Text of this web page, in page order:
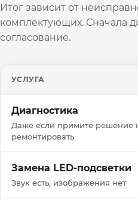
Итог зависит от
комплектующих. Сначала
согласование.
УСЛУГА
Диагностика
Даже если примите решение
ремонтировать
Замена LED-подсветки
Звук есть, изображения нет